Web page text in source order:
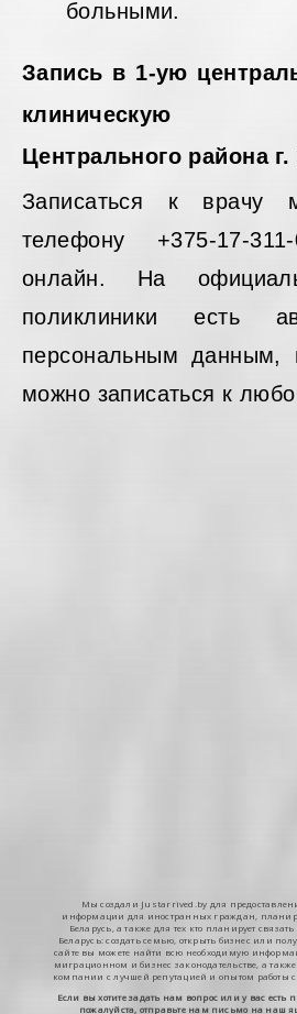
больными.
Запись в 1-ую
клиническую
Центрального района
Записаться к врачу
телефону +375-17-
онлайн. На
поликлиники есть
персональным данным,
можно записаться к
Мы создали Justarrived.by для
информации для иностранных граждан,
Беларусь, а также для тех кто планирует
Беларусь: создать семью, открыть бизнес или
сайте вы можете найти всю необходимую
миграционном и бизнес законодательстве, а
компании с лучшей репутацией и опытом работы
Если вы хотите задать нам вопрос или у вас есть
пожалуйста, отправьте нам письмо на наш